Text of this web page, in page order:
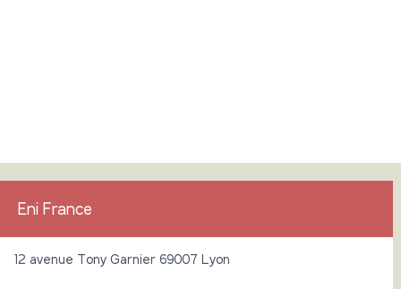
Eni France
12 avenue Tony Garnier 69007 Lyon